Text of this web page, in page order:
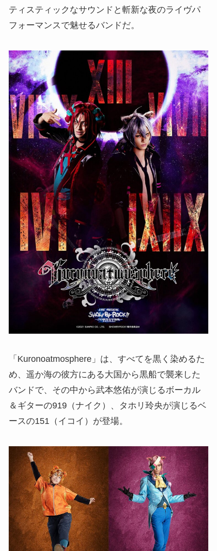
ティスティックなサウンドと斬新な夜のライヴパ
フォーマンスで魅せるバンドだ。
「Kuronoatmosphere」は、すべてを黒く染めるた
め、遥か海の彼方にある大国から黒船で襲来した
バンドで、その中から武本悠佑が演じるボーカル
＆ギターの919（ナイク）、タホリ玲央が演じるベ
ースの151（イコイ）が登場。